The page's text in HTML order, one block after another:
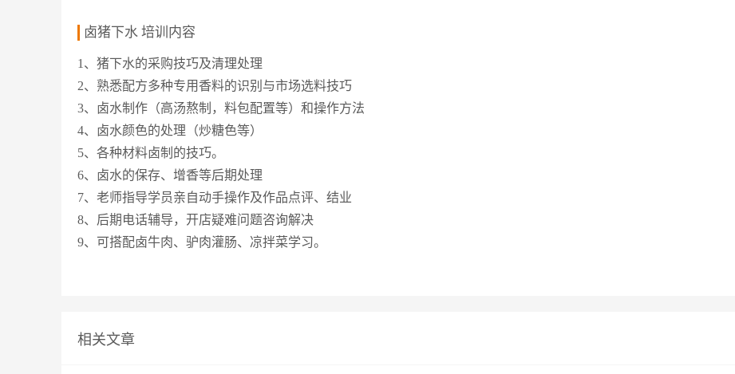
卤猪下水 培训内容
1、猪下水的采购技巧及清理处理
2、熟悉配方多种专用香料的识别与市场选料技巧
3、卤水制作（高汤熬制，料包配置等）和操作方法
4、卤水颜色的处理（炒糖色等）
5、各种材料卤制的技巧。
6、卤水的保存、增香等后期处理
7、老师指导学员亲自动手操作及作品点评、结业
8、后期电话辅导，开店疑难问题咨询解决
9、可搭配卤牛肉、驴肉灌肠、凉拌菜学习。
相关文章